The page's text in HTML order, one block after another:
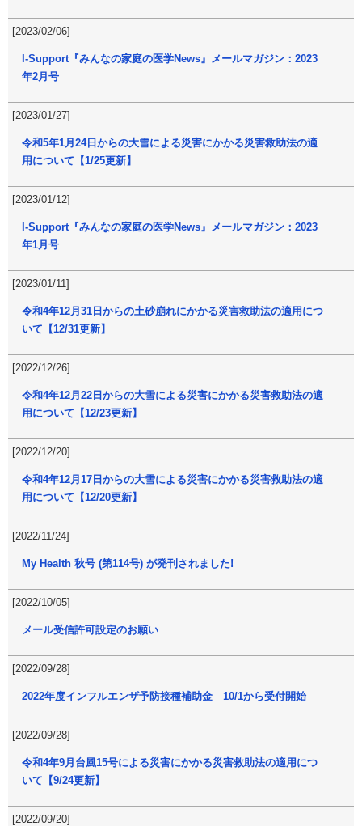
[2023/02/06]
I-Support『みんなの家庭の医学News』メールマガジン：2023
年2月号
[2023/01/27]
令和5年1月24日からの大雪による災害にかかる災害救助法の適
用について【1/25更新】
[2023/01/12]
I-Support『みんなの家庭の医学News』メールマガジン：2023
年1月号
[2023/01/11]
令和4年12月31日からの土砂崩れにかかる災害救助法の適用につ
いて【12/31更新】
[2022/12/26]
令和4年12月22日からの大雪による災害にかかる災害救助法の適
用について【12/23更新】
[2022/12/20]
令和4年12月17日からの大雪による災害にかかる災害救助法の適
用について【12/20更新】
[2022/11/24]
My Health 秋号 (第114号) が発刊されました!
[2022/10/05]
メール受信許可設定のお願い
[2022/09/28]
2022年度インフルエンザ予防接種補助金 10/1から受付開始
[2022/09/28]
令和4年9月台風15号による災害にかかる災害救助法の適用につ
いて【9/24更新】
[2022/09/20]